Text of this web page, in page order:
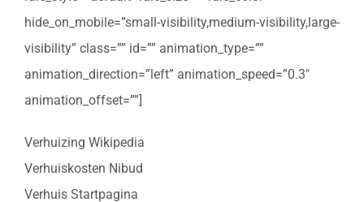
hide_on_mobile=”small-visibility,medium-visibility,large-
visibility” class=”” id=”” animation_type=””
animation_direction=”left” animation_speed=”0.3″
animation_offset=””]
Verhuizing Wikipedia
Verhuiskosten Nibud
Verhuis Startpagina